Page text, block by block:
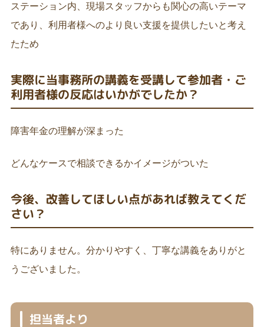
ステーション内、現場スタッフからも関心の高いテーマ
であり、利用者様へのより良い支援を提供したいと考え
たため
実際に当事務所の講義を受講して参加者・ご
利用者様の反応はいかがでしたか？
障害年金の理解が深まった
どんなケースで相談できるかイメージがついた
今後、改善してほしい点があれば教えてくだ
さい？
特にありません。分かりやすく、丁寧な講義をありがと
うございました。
担当者より